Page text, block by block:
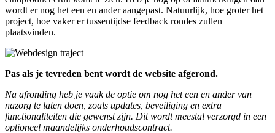
wordt er nog het een en ander aangepast. Natuurlijk, hoe groter het
project, hoe vaker er tussentijdse feedback rondes zullen
plaatsvinden.
Pas als je tevreden bent wordt de website afgerond.
Na afronding heb je vaak de optie om nog het een en ander van
nazorg te laten doen, zoals updates, beveiliging en extra
functionaliteiten die gewenst zijn. Dit wordt meestal verzorgd in een
optioneel maandelijks onderhoudscontract.